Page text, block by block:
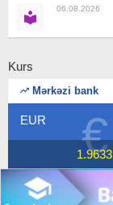
06.08.2026
Kurs
Mərkəzi bank
€
EUR
1.9633